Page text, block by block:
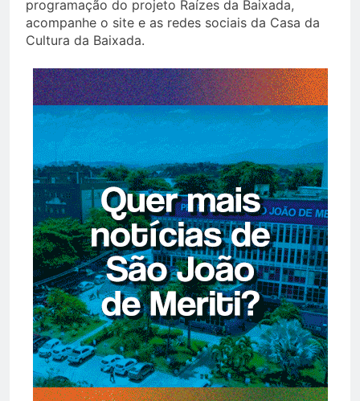
programação do projeto Raízes da Baixada,
acompanhe o site e as redes sociais da Casa da
Cultura da Baixada.